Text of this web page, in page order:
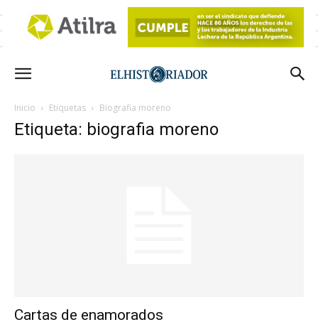
Inicio Etiquetas Biografia moreno
Etiqueta: biografia moreno
Cartas de enamorados